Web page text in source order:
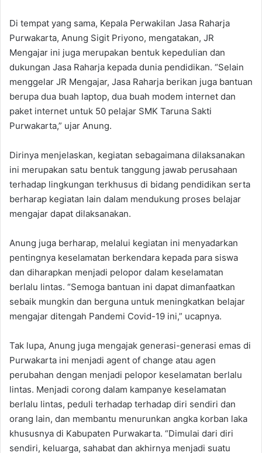
Di tempat yang sama, Kepala Perwakilan Jasa Raharja
Purwakarta, Anung Sigit Priyono, mengatakan, JR
Mengajar ini juga merupakan bentuk kepedulian dan
dukungan Jasa Raharja kepada dunia pendidikan. “Selain
menggelar JR Mengajar, Jasa Raharja berikan juga bantuan
berupa dua buah laptop, dua buah modem internet dan
paket internet untuk 50 pelajar SMK Taruna Sakti
Purwakarta,” ujar Anung.
Dirinya menjelaskan, kegiatan sebagaimana dilaksanakan
ini merupakan satu bentuk tanggung jawab perusahaan
terhadap lingkungan terkhusus di bidang pendidikan serta
berharap kegiatan lain dalam mendukung proses belajar
mengajar dapat dilaksanakan.
Anung juga berharap, melalui kegiatan ini menyadarkan
pentingnya keselamatan berkendara kepada para siswa
dan diharapkan menjadi pelopor dalam keselamatan
berlalu lintas. “Semoga bantuan ini dapat dimanfaatkan
sebaik mungkin dan berguna untuk meningkatkan belajar
mengajar ditengah Pandemi Covid-19 ini,” ucapnya.
Tak lupa, Anung juga mengajak generasi-generasi emas di
Purwakarta ini menjadi agent of change atau agen
perubahan dengan menjadi pelopor keselamatan berlalu
lintas. Menjadi corong dalam kampanye keselamatan
berlalu lintas, peduli terhadap terhadap diri sendiri dan
orang lain, dan membantu menurunkan angka korban laka
khususnya di Kabupaten Purwakarta. “Dimulai dari diri
sendiri, keluarga, sahabat dan akhirnya menjadi suatu